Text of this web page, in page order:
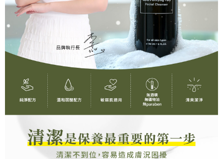
每筆NT$110，滿NT$1,000(含以上)免運費
國家/地區配送 查看運費